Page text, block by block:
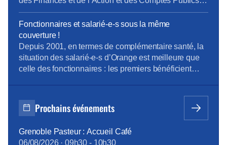
La « loi pour la liberté de choisir son avenir
professionnel » du 05 septembre 2018, qui a pour
ambition une nouvelle société de compétences,
réforme la formation professionnelle en promettant,
[…]
Fonctionnaires et salarié-e-s sous la même
couverture !
Depuis 2001, en termes de complémentaire santé, la
situation des salarié-e-s d’Orange est meilleure que
celle des fonctionnaires : les premiers bénéficient
seconds, s’ils le souhaitent, s’assurent
individuellement et payent 100% des cotisations,
introduite en février 2015. Cette différence de
Prochains événements
Grenoble Pasteur : Accueil Café
06/08/2026· 09h30 - 10h30